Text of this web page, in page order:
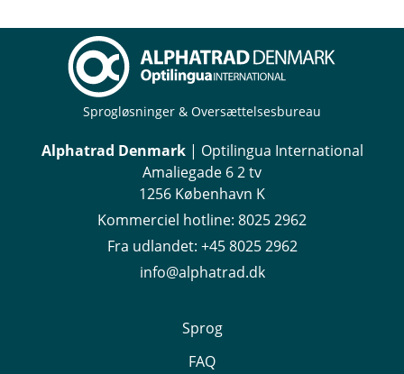
Sprogløsninger & Oversættelsesbureau
Alphatrad Denmark| Optilingua International
Amaliegade 6 2 tv
1256 København K
Kommerciel hotline: 8025 2962
Fra udlandet: +45 8025 2962
info@alphatrad.dk
Sprog
FAQ